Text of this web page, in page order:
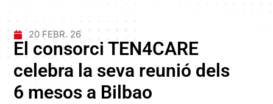
20 FEBR. 26
El consorci TEN4CARE
celebra la seva reunió dels
6 mesos a Bilbao